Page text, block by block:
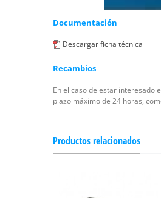
Documentación
Descargar ficha técnica
Recambios
En el caso de estar interesado
plazo máximo de 24 horas,
Productos relacionados